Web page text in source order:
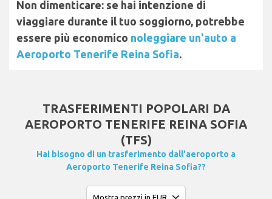
Non dimenticare: se hai intenzione di
viaggiare durante il tuo soggiorno, potrebbe
essere più economico noleggiare un'auto a
Aeroporto Tenerife Reina Sofia.
TRASFERIMENTI POPOLARI DA
AEROPORTO TENERIFE REINA SOFIA
(TFS)
Hai bisogno di un trasferimento dall'aeroporto a
Aeroporto Tenerife Reina Sofia??